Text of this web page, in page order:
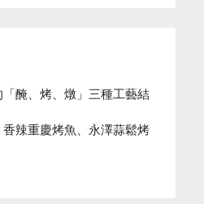
醃、烤、燉」三種工藝結
辣重慶烤魚、永澤蒜鬆烤